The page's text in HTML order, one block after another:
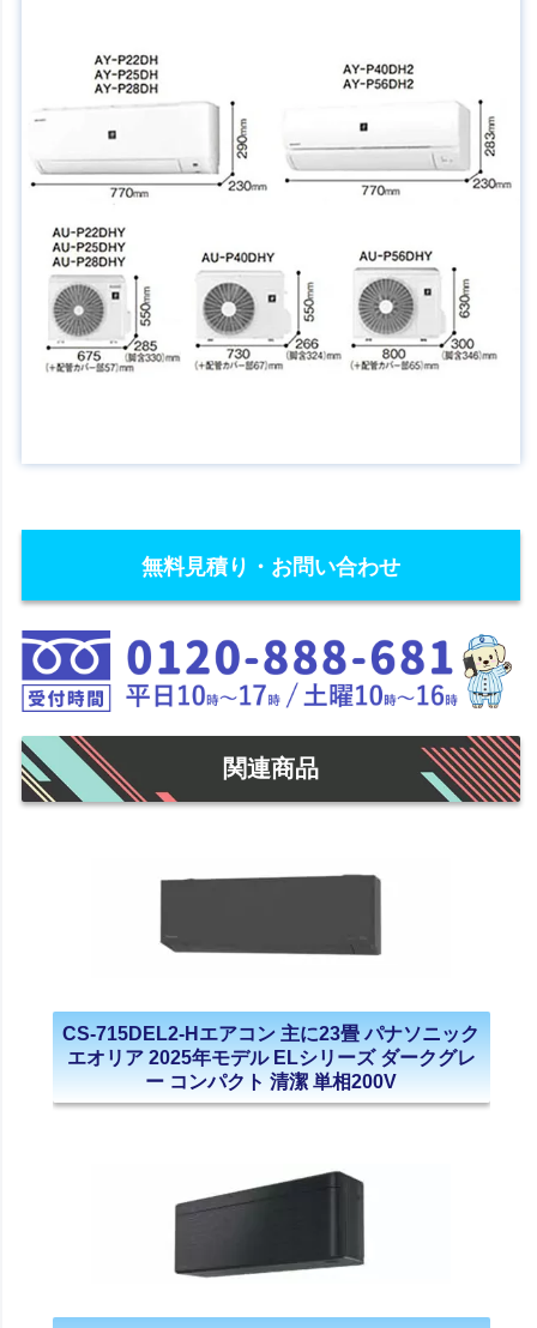
無料見積り・お問い合わせ
関連商品
CS-715DEL2-Hエアコン 主に23畳 パナソニック
エオリア 2025年モデル ELシリーズ ダークグレ
ー コンパクト 清潔 単相200V